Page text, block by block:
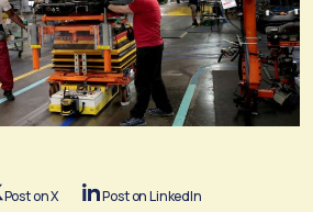
Post on X Post on LinkedIn